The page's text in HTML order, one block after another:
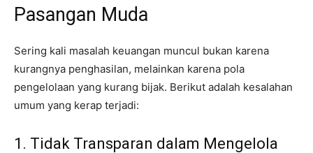
Pasangan Muda
Sering kali masalah keuangan muncul bukan karena
kurangnya penghasilan, melainkan karena pola
pengelolaan yang kurang bijak. Berikut adalah kesalahan
umum yang kerap terjadi:
1. Tidak Transparan dalam Mengelola